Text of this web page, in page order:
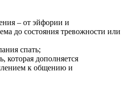
– от эйфории и
до состояния тревожности или
спать;
которая дополняется
к общению и